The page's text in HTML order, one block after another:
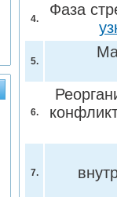
4.
Фаза
5.
6.
7.